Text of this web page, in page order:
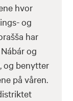
hvor
og
har
og
og benytter
på våren.